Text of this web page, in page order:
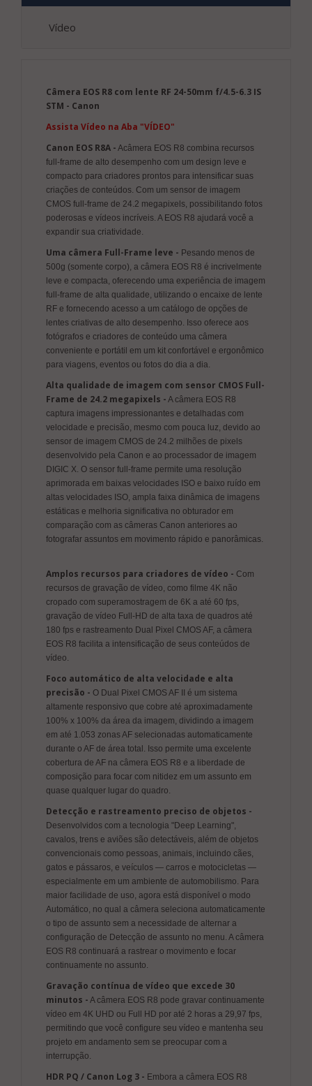
Vídeo
Câmera EOS R8 com lente RF 24-50mm f/4.5-6.3 IS
STM - Canon
Assista Vídeo na Aba "VÍDEO"
Canon EOS R8A - Acâmera EOS R8 combina recursos
full-frame de alto desempenho com um design leve e
compacto para criadores prontos para intensificar suas
criações de conteúdos. Com um sensor de imagem
CMOS full-frame de 24.2 megapixels, possibilitando fotos
poderosas e vídeos incríveis. A EOS R8 ajudará você a
expandir sua criatividade.
Uma câmera Full-Frame leve - Pesando menos de
500g (somente corpo), a câmera EOS R8 é incrivelmente
leve e compacta, oferecendo uma experiência de imagem
full-frame de alta qualidade, utilizando o encaixe de lente
RF e fornecendo acesso a um catálogo de opções de
lentes criativas de alto desempenho. Isso oferece aos
fotógrafos e criadores de conteúdo uma câmera
conveniente e portátil em um kit confortável e ergonômico
para viagens, eventos ou fotos do dia a dia.
Alta qualidade de imagem com sensor CMOS Full-
Frame de 24.2 megapixels - A câmera EOS R8
captura imagens impressionantes e detalhadas com
velocidade e precisão, mesmo com pouca luz, devido ao
sensor de imagem CMOS de 24.2 milhões de pixels
desenvolvido pela Canon e ao processador de imagem
DIGIC X. O sensor full-frame permite uma resolução
aprimorada em baixas velocidades ISO e baixo ruído em
altas velocidades ISO, ampla faixa dinâmica de imagens
estáticas e melhoria significativa no obturador em
comparação com as câmeras Canon anteriores ao
fotografar assuntos em movimento rápido e panorâmicas.
Amplos recursos para criadores de vídeo - Com
recursos de gravação de vídeo, como filme 4K não
cropado com superamostragem de 6K a até 60 fps,
gravação de vídeo Full-HD de alta taxa de quadros até
180 fps e rastreamento Dual Pixel CMOS AF, a câmera
EOS R8 facilita a intensificação de seus conteúdos de
vídeo.
Foco automático de alta velocidade e alta
precisão - O Dual Pixel CMOS AF II é um sistema
altamente responsivo que cobre até aproximadamente
100% x 100% da área da imagem, dividindo a imagem
em até 1.053 zonas AF selecionadas automaticamente
durante o AF de área total. Isso permite uma excelente
cobertura de AF na câmera EOS R8 e a liberdade de
composição para focar com nitidez em um assunto em
quase qualquer lugar do quadro.
Detecção e rastreamento preciso de objetos -
Desenvolvidos com a tecnologia "Deep Learning",
cavalos, trens e aviões são detectáveis, além de objetos
convencionais como pessoas, animais, incluindo cães,
gatos e pássaros, e veículos — carros e motocicletas —
especialmente em um ambiente de automobilismo. Para
maior facilidade de uso, agora está disponível o modo
Automático, no qual a câmera seleciona automaticamente
o tipo de assunto sem a necessidade de alternar a
configuração de Detecção de assunto no menu. A câmera
EOS R8 continuará a rastrear o movimento e focar
continuamente no assunto.
Gravação contínua de vídeo que excede 30
minutos - A câmera EOS R8 pode gravar continuamente
vídeo em 4K UHD ou Full HD por até 2 horas a 29,97 fps,
permitindo que você configure seu vídeo e mantenha seu
projeto em andamento sem se preocupar com a
interrupção.
HDR PQ / Canon Log 3 - Embora a câmera EOS R8